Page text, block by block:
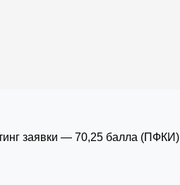
заявки — 70,25 балла